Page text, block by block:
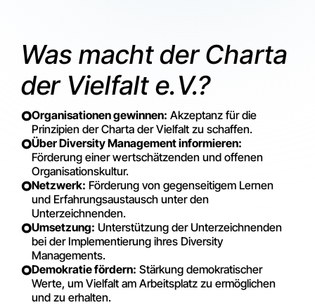
Was macht der Charta
der Vielfalt e.V.?
Organisationen gewinnen: Akzeptanz für die
Prinzipien der Charta der Vielfalt zu schaffen.
Über Diversity Management informieren:
Förderung einer wertschätzenden und offenen
Organisationskultur.
Netzwerk: Förderung von gegenseitigem Lernen
und Erfahrungsaustausch unter den
Unterzeichnenden.
Umsetzung: Unterstützung der Unterzeichnenden
bei der Implementierung ihres Diversity
Managements.
Demokratie fördern: Stärkung demokratischer
Werte, um Vielfalt am Arbeitsplatz zu ermöglichen
und zu erhalten.